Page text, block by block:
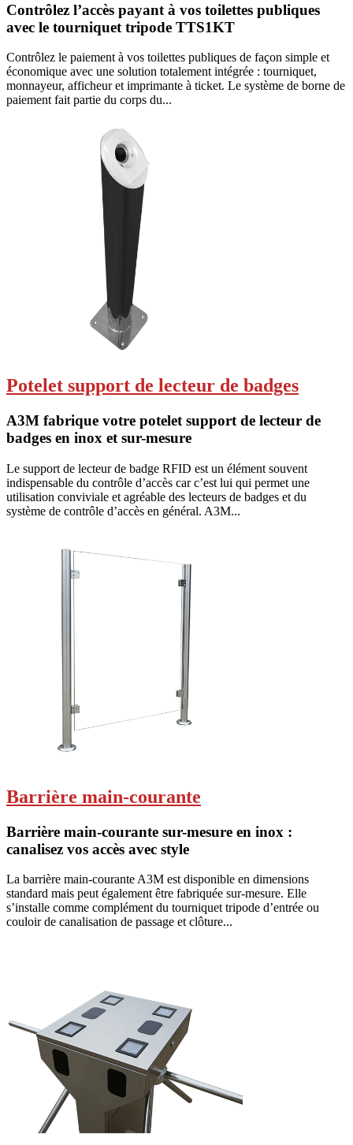
Contrôlez l’accès payant à vos toilettes publiques
avec le tourniquet tripode TTS1KT
Contrôlez le paiement à vos toilettes publiques de façon simple et
économique avec une solution totalement intégrée : tourniquet,
monnayeur, afficheur et imprimante à ticket. Le système de borne de
paiement fait partie du corps du...
Potelet support de lecteur de badges
A3M fabrique votre potelet support de lecteur de
badges en inox et sur-mesure
Le support de lecteur de badge RFID est un élément souvent
indispensable du contrôle d’accès car c’est lui qui permet une
utilisation conviviale et agréable des lecteurs de badges et du
système de contrôle d’accès en général. A3M...
Barrière main-courante
Barrière main-courante sur-mesure en inox :
canalisez vos accès avec style
La barrière main-courante A3M est disponible en dimensions
standard mais peut également être fabriquée sur-mesure. Elle
s’installe comme complément du tourniquet tripode d’entrée ou
couloir de canalisation de passage et clôture...